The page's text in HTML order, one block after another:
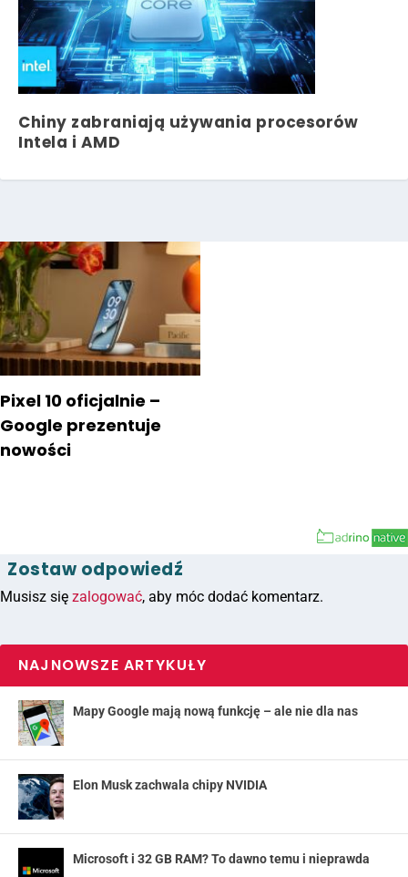
Chiny zabraniają używania procesorów
Intela i AMD
Pixel 10 oficjalnie –
Google prezentuje
nowości
Zostaw odpowiedź
Musisz się zalogować, aby móc dodać komentarz.
NAJNOWSZE ARTYKUŁY
Mapy Google mają nową funkcję – ale nie dla nas
Elon Musk zachwala chipy NVIDIA
Microsoft i 32 GB RAM? To dawno temu i nieprawda